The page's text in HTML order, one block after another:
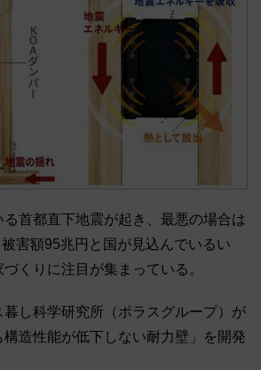
首都直下地震が起き、最悪の場合は
害額95兆円と国が見込んでいるい
くりに注目が集まっている。
し科学研究所（ポラスグループ）が
構造性能が低下しない耐力壁」を開発